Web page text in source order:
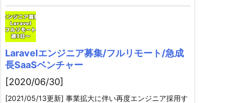
Laravelエンジニア募集/フルリモート/急成
長SaaSベンチャー
[2020/06/30]
[2021/05/13更新] 事業拡大に伴い再度エンジニア採用す